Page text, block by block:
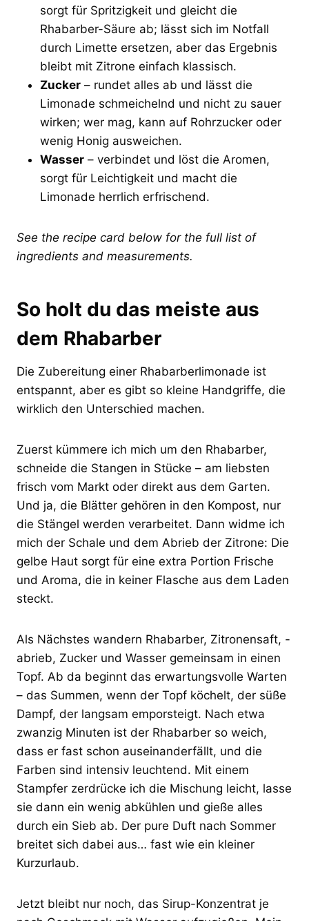
sorgt für Spritzigkeit und gleicht die
Rhabarber-Säure ab; lässt sich im Notfall
durch Limette ersetzen, aber das Ergebnis
bleibt mit Zitrone einfach klassisch.
Zucker – rundet alles ab und lässt die
Limonade schmeichelnd und nicht zu sauer
wirken; wer mag, kann auf Rohrzucker oder
wenig Honig ausweichen.
Wasser – verbindet und löst die Aromen,
sorgt für Leichtigkeit und macht die
Limonade herrlich erfrischend.
See the recipe card below for the full list of
ingredients and measurements.
So holt du das meiste aus
dem Rhabarber
Die Zubereitung einer Rhabarberlimonade ist
entspannt, aber es gibt so kleine Handgriffe, die
wirklich den Unterschied machen.
Zuerst kümmere ich mich um den Rhabarber,
schneide die Stangen in Stücke – am liebsten
frisch vom Markt oder direkt aus dem Garten.
Und ja, die Blätter gehören in den Kompost, nur
die Stängel werden verarbeitet. Dann widme ich
mich der Schale und dem Abrieb der Zitrone: Die
gelbe Haut sorgt für eine extra Portion Frische
und Aroma, die in keiner Flasche aus dem Laden
steckt.
Als Nächstes wandern Rhabarber, Zitronensaft, -
abrieb, Zucker und Wasser gemeinsam in einen
Topf. Ab da beginnt das erwartungsvolle Warten
– das Summen, wenn der Topf köchelt, der süße
Dampf, der langsam emporsteigt. Nach etwa
zwanzig Minuten ist der Rhabarber so weich,
dass er fast schon auseinanderfällt, und die
Farben sind intensiv leuchtend. Mit einem
Stampfer zerdrücke ich die Mischung leicht, lasse
sie dann ein wenig abkühlen und gieße alles
durch ein Sieb ab. Der pure Duft nach Sommer
breitet sich dabei aus… fast wie ein kleiner
Kurzurlaub.
Jetzt bleibt nur noch, das Sirup-Konzentrat je